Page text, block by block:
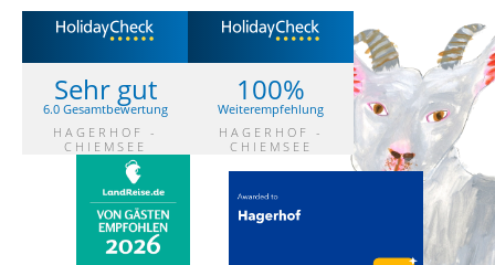
Sehr gut
6.0 Gesamtbewertung
HAGERHOF -
CHIEMSEE
100%
Weiterempfehlung
HAGERHOF -
CHIEMSEE